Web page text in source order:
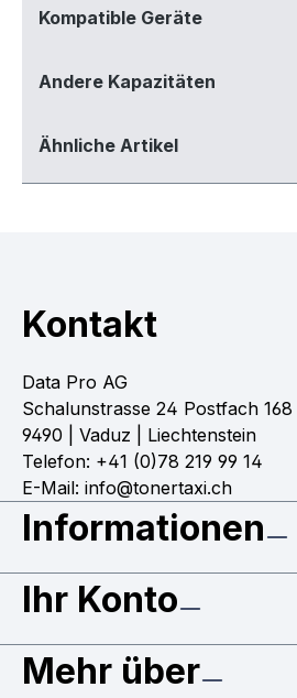
Kompatible Geräte
Andere Kapazitäten
Ähnliche Artikel
Kontakt
Data Pro AG
Schalunstrasse 24 Postfach 168
9490 | Vaduz | Liechtenstein
Telefon: +41 (0)78 219 99 14
E-Mail: info@tonertaxi.ch
Informationen
Ihr Konto
Mehr über